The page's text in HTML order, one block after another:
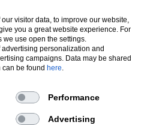
Carbon Style & Aerodynamik
visitor data, to improve our website,
you a great website experience. For
we use open the settings.
personalization and
campaigns. Data may be shared
be found here.
Performance
Advertising